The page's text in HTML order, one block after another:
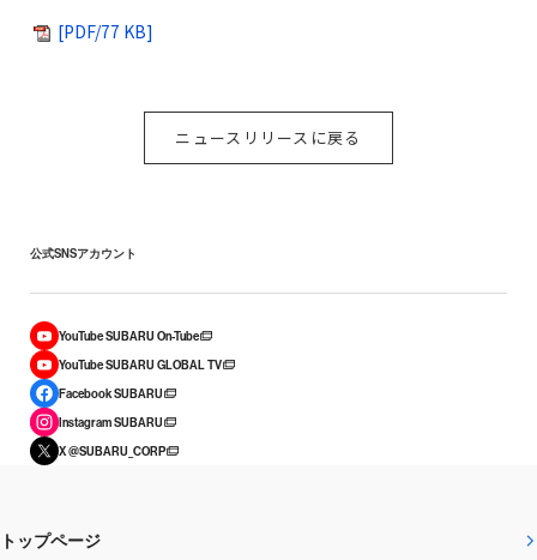
[PDF/77 KB]
ニュースリリースに戻る
公式SNSアカウント
YouTube SUBARU On-Tube
YouTube SUBARU GLOBAL TV
Facebook SUBARU
Instagram SUBARU
X @SUBARU_CORP
トップページ